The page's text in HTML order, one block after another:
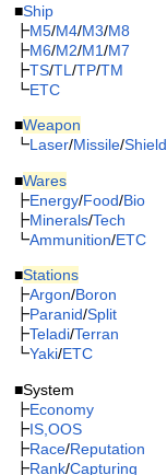
■Ship
┣M5/M4/M3/M8
┣M6/M2/M1/M7
┣TS/TL /TP/TM
┗ETC
■Weapon
┗Laser/Missile/Shield
■Wares
┣Energy/Food/Bio
┣Minerals/Tech
┗Ammunition/ETC
■Stations
┣Argon/Boron
┣Paranid/Split
┣Teladi/Terran
┗Yaki/ETC
■System
┣Economy
┣IS,OOS
┣Race/Reputation
┣Rank/Capturing